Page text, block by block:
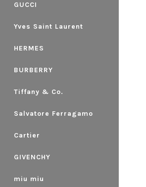
GUCCI
Yves Saint Laurent
HERMES
BURBERRY
Tiffany & Co.
Salvatore Ferragamo
Cartier
GIVENCHY
miu miu